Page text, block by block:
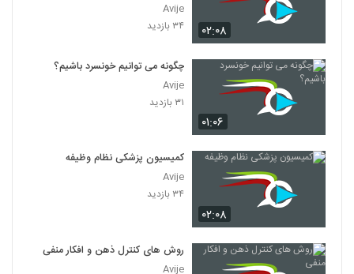
۰۲:۰۸
Avije
۳۴ بازدید
۰۱:۰۶
چگونه می توانیم خونسرد باشیم؟
Avije
۳۱ بازدید
۰۲:۰۸
کمیسیون پزشکی نظام وظیفه
Avije
۳۴ بازدید
روش های کنترل ذهن و افکار منفی
Avije